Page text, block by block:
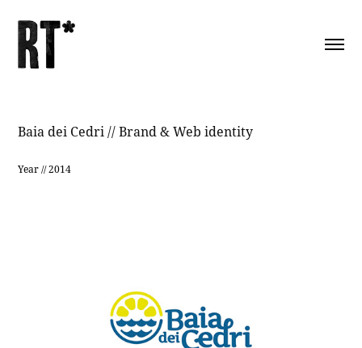
Baia dei Cedri // Brand & Web identity
Year // 2014